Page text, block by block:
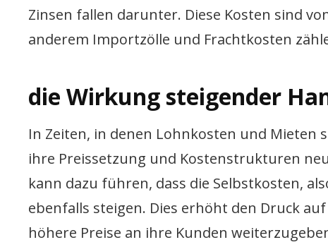
Zinsen fallen darunter. Diese Kosten sind
anderem Importzölle und Frachtkosten
die Wirkung steigender
In Zeiten, in denen Lohnkosten und Mieten
ihre Preissetzung und Kostenstrukturen
kann dazu führen, dass die Selbstkosten,
ebenfalls steigen. Dies erhöht den Druck
höhere Preise an ihre Kunden